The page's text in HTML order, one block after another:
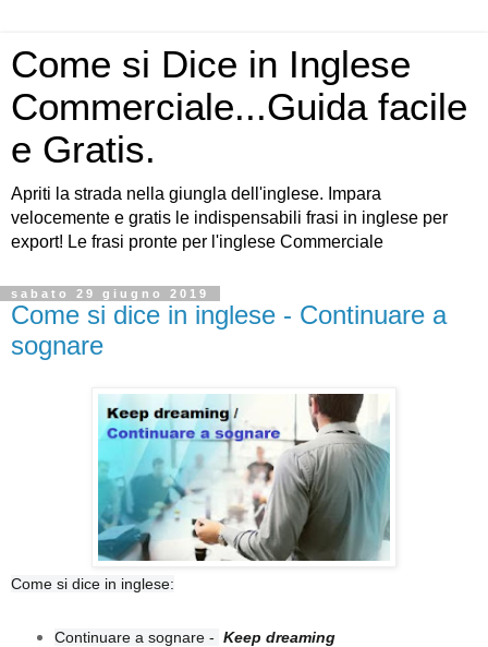
Come si Dice in Inglese
Commerciale...Guida facile
e Gratis.
Apriti la strada nella giungla dell'inglese. Impara
velocemente e gratis le indispensabili frasi in inglese per
export! Le frasi pronte per l'inglese Commerciale
sabato 29 giugno 2019
Come si dice in inglese - Continuare a
sognare
Come si dice in inglese:
Continuare a sognare - Keep dreaming